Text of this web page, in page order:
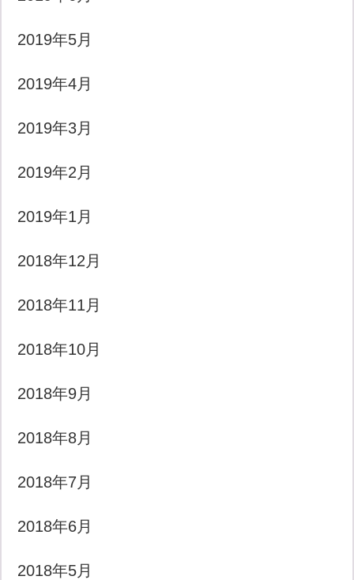
2019年5月
2019年4月
2019年3月
2019年2月
2019年1月
2018年12月
2018年11月
2018年10月
2018年9月
2018年8月
2018年7月
2018年6月
2018年5月